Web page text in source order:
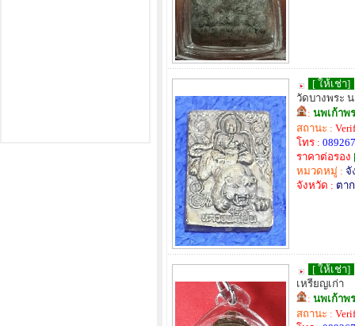
[ ให้เช่า]
วัดบางพระ
: นพเก้าพ
สถานะ :
โทร :
ราคาต่อรอง
หมวดหมู่ : จั
จังหวัด : ตาก
[ ให้เช่า]
เหรียญเก่า
: นพเก้าพ
สถานะ :